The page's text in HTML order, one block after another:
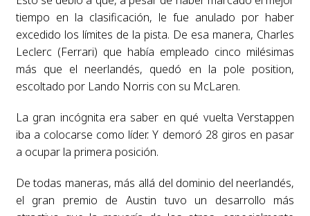
tiempo en la clasificación, le fue anulado por haber
excedido los límites de la pista. De esa manera, Charles
Leclerc (Ferrari) que había empleado cinco milésimas
más que el neerlandés, quedó en la pole position,
escoltado por Lando Norris con su McLaren.
La gran incógnita era saber en qué vuelta Verstappen
iba a colocarse como líder. Y demoró 28 giros en pasar
a ocupar la primera posición.
De todas maneras, más allá del dominio del neerlandés,
el gran premio de Austin tuvo un desarrollo más